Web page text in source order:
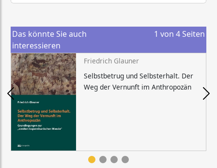
Das könnte Sie auch
interessieren
1 von 4 Seiten
Friedrich Glauner
Selbstbetrug und Selbsterhalt. Der
Weg der Vernunft im Anthropozän